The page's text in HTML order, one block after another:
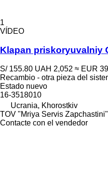
1
VÍDEO
Klapan priskoryuvalniy
S/ 155.80 UAH 2,052 ≈ EUR
Recambio - otra pieza del
Estado nuevo
16-3518010
Ucrania, Khorostkiv
TOV "Mriya Servis Zapchastini"
Contacte con el vendedor